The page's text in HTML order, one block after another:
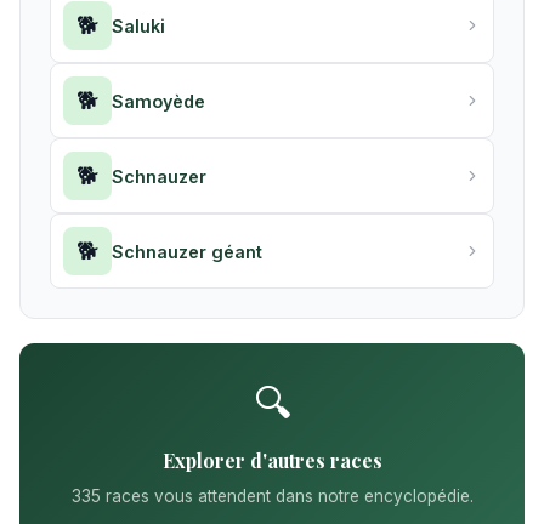
🐕 Saluki
🐕 Samoyède
🐕 Schnauzer
🐕 Schnauzer géant
🔍
Explorer d'autres races
335 races vous attendent dans notre encyclopédie.